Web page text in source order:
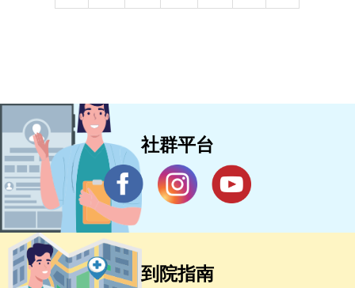
社群平台
到院指南